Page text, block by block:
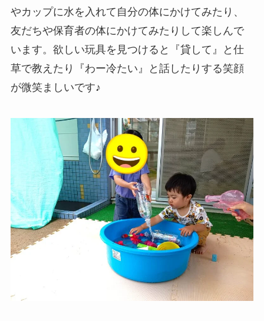
やカップに水を入れて自分の体にかけてみたり、
友だちや保育者の体にかけてみたりして楽しんで
います。欲しい玩具を見つけると『貸して』と仕
草で教えたり『わー冷たい』と話したりする笑顔
が微笑ましいです♪